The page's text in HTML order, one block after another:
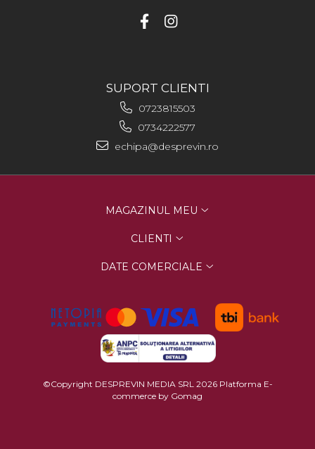
SUPORT CLIENTI
0723815503
0734222577
echipa@desprevin.ro
MAGAZINUL MEU
CLIENTI
DATE COMERCIALE
©Copyright DESPREVIN MEDIA SRL 2026 Platforma E-
commerce by Gomag